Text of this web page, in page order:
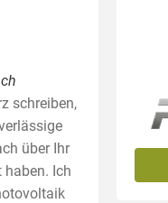
schreiben,
über Ihr
haben. Ich